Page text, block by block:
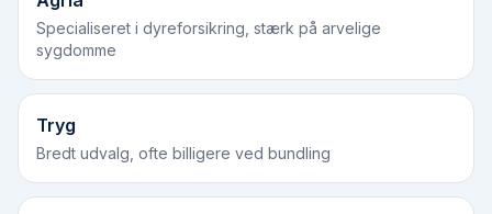
Specialiseret i dyreforsikring, stærk på arvelige
sygdomme
Tryg
Bredt udvalg, ofte billigere ved bundling